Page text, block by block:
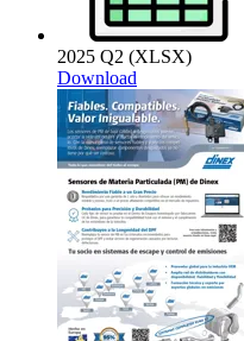
2025 Q2 (XLSX)
Download